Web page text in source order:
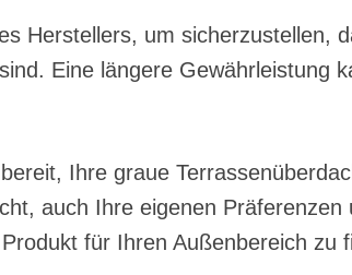
Herstellers, um sicherzustellen,
Eine längere Gewährleistung
Ihre graue
auch Ihre eigenen Präferenzen
für Ihren Außenbereich zu